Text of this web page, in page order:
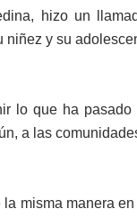
hizo un
niñez y su
lo que ha
a las
misma mane­ra